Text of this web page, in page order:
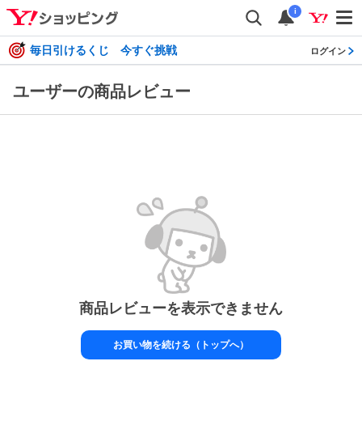
i
毎日引けるくじ 今すぐ挑戦 ログイン
ユーザーの商品レビュー
商品レビューを表示できません
お買い物を続ける（トップへ）